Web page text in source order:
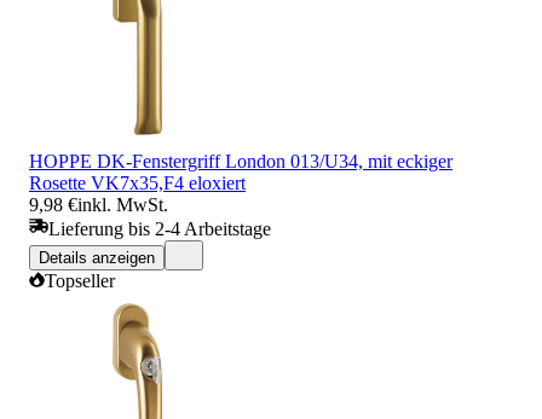
HOPPE DK-Fenstergriff London 013/U34, mit eckiger
Rosette VK7x35,F4 eloxiert
9,98 €inkl. MwSt.
Lieferung bis 2-4 Arbeitstage
Details anzeigen
Topseller